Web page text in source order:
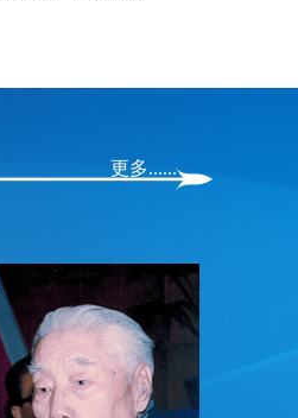
更多......